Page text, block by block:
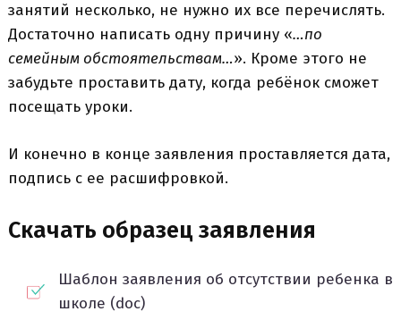
занятий несколько, не нужно их все перечислять.
Достаточно написать одну причину «…по
семейным обстоятельствам…». Кроме этого не
забудьте проставить дату, когда ребёнок сможет
посещать уроки.
И конечно в конце заявления проставляется дата,
подпись с ее расшифровкой.
Скачать образец заявления
Шаблон заявления об отсутствии ребенка в
школе (doc)